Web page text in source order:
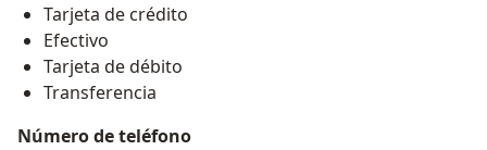
Tarjeta de crédito
Efectivo
Tarjeta de débito
Transferencia
Número de teléfono